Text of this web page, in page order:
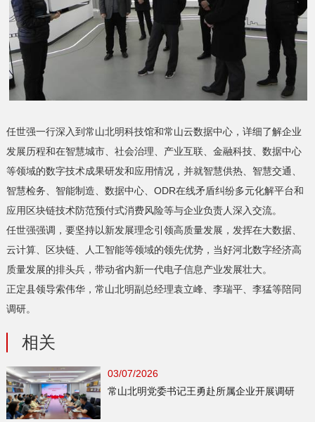
任世强一行深入到常山北明科技馆和常山云数据中心，详细了解企业
发展历程和在智慧城市、社会治理、产业互联、金融科技、数据中心
等领域的数字技术成果研发和应用情况，并就智慧供热、智慧交通、
智慧检务、智能制造、数据中心、ODR在线矛盾纠纷多元化解平台和
应用区块链技术防范预付式消费风险等与企业负责人深入交流。
任世强强调，要坚持以新发展理念引领高质量发展，发挥在大数据、
云计算、区块链、人工智能等领域的领先优势，当好河北数字经济高
质量发展的排头兵，带动省内新一代电子信息产业发展壮大。
正定县领导索伟华，常山北明副总经理袁立峰、李瑞平、李猛等陪同
调研。
相关
03/07/2026
常山北明党委书记王勇赴所属企业开展调研